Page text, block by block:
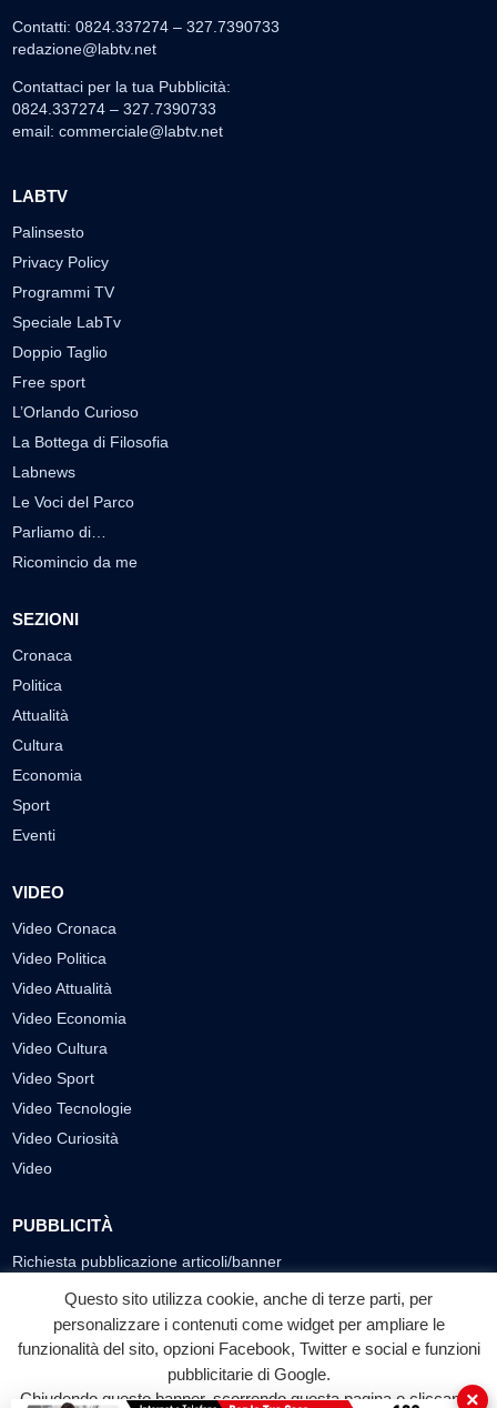
Contatti: 0824.337274 – 327.7390733
redazione@labtv.net
Contattaci per la tua Pubblicità:
0824.337274 – 327.7390733
email: commerciale@labtv.net
LABTV
Palinsesto
Privacy Policy
Programmi TV
Speciale LabTv
Doppio Taglio
Free sport
L’Orlando Curioso
La Bottega di Filosofia
Labnews
Le Voci del Parco
Parliamo di…
Ricomincio da me
SEZIONI
Cronaca
Politica
Attualità
Cultura
Economia
Sport
Eventi
VIDEO
Video Cronaca
Video Politica
Video Attualità
Video Economia
Video Cultura
Video Sport
Video Tecnologie
Video Curiosità
Video
PUBBLICITÀ
Richiesta pubblicazione articoli/banner
SEGUICI SUI SOCIAL
f
Facebook
◎ ▶
YouTube
Questo sito utilizza cookie, anche di terze parti, per
personalizzare i contenuti come widget per ampliare le
funzionalità del sito, opzioni Facebook, Twitter e social e funzioni
pubblicitarie di Google.
Chiudendo questo banner, scorrendo questa pagina o cliccando
×